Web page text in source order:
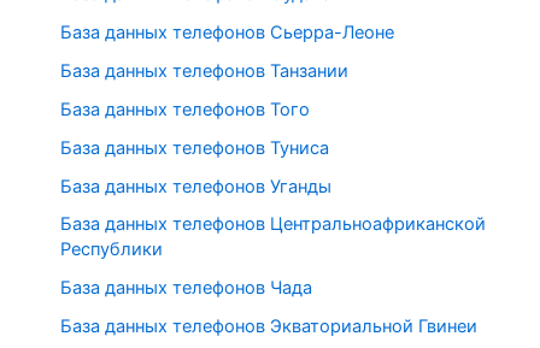
База данных телефонов Сьерра-Леоне
База данных телефонов Танзании
База данных телефонов Того
База данных телефонов Туниса
База данных телефонов Уганды
База данных телефонов Центральноафриканской
Республики
База данных телефонов Чада
База данных телефонов Экваториальной Гвинеи